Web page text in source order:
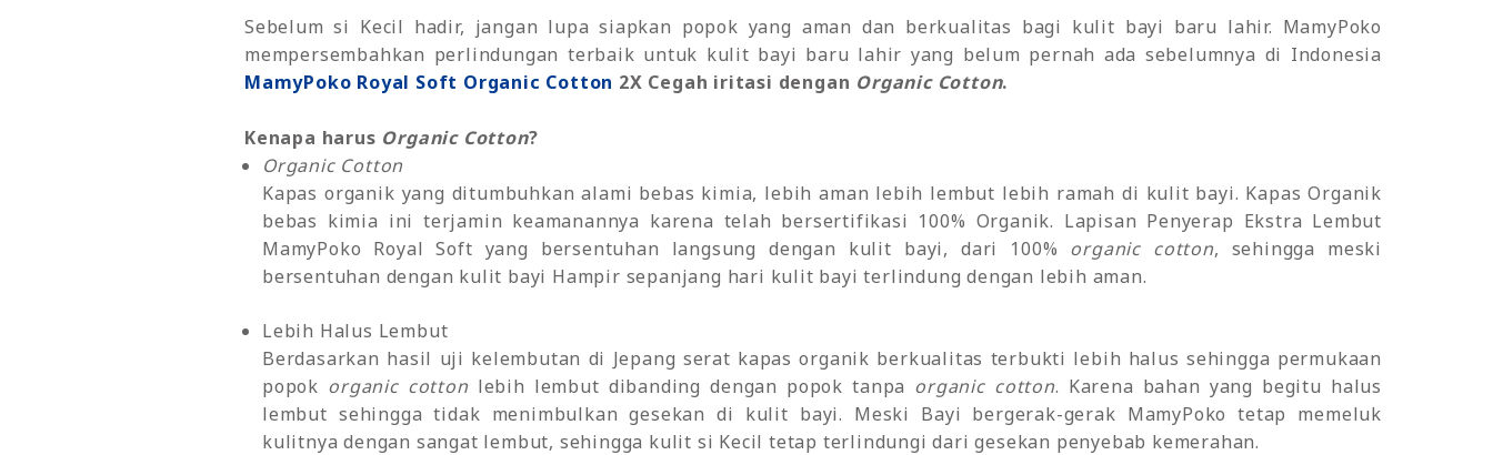
Sebelum si Kecil hadir, jangan lupa siapkan popok yang aman dan berkualitas bagi kulit bayi baru lahir. MamyPoko
mempersembahkan perlindungan terbaik untuk kulit bayi baru lahir yang belum pernah ada sebelumnya di Indonesia
MamyPoko Royal Soft Organic Cotton 2X Cegah iritasi dengan Organic Cotton.
Kenapa harus Organic Cotton?
Organic Cotton
Kapas organik yang ditumbuhkan alami bebas kimia, lebih aman lebih lembut lebih ramah di kulit bayi. Kapas Organik
bebas kimia ini terjamin keamanannya karena telah bersertifikasi 100% Organik. Lapisan Penyerap Ekstra Lembut
MamyPoko Royal Soft yang bersentuhan langsung dengan kulit bayi, dari 100% organic cotton, sehingga meski
bersentuhan dengan kulit bayi Hampir sepanjang hari kulit bayi terlindung dengan lebih aman.
Lebih Halus Lembut
Berdasarkan hasil uji kelembutan di Jepang serat kapas organik berkualitas terbukti lebih halus sehingga permukaan
popok organic cotton lebih lembut dibanding dengan popok tanpa organic cotton. Karena bahan yang begitu halus
lembut sehingga tidak menimbulkan gesekan di kulit bayi. Meski Bayi bergerak-gerak MamyPoko tetap memeluk
kulitnya dengan sangat lembut, sehingga kulit si Kecil tetap terlindungi dari gesekan penyebab kemerahan.